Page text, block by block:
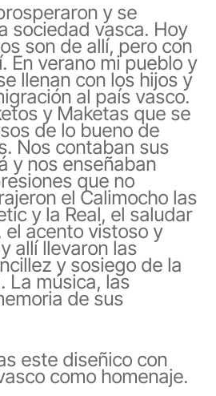
y se
sociedad vasca. Hoy
son de allí, pero con
En verano mi pueblo y
llenan con los hijos y
al país vasco.
y Maketas que se
de lo bueno de
Nos contaban sus
y nos enseñaban
que no
el Calimocho las
y la Real, el saludar
el acento vistoso y
allí llevaron las
y sosiego de la
La música, las
de sus
este diseñico con
como homenaje.